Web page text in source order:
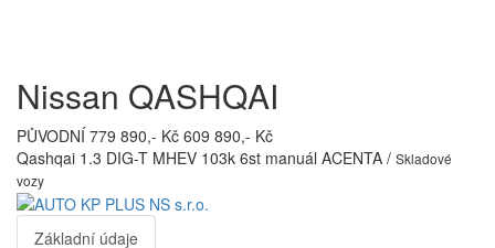
Nissan QASHQAI
PŮVODNÍ 779 890,- Kč 609 890,- Kč
Qashqai 1.3 DIG-T MHEV 103k 6st manuál ACENTA / Skladové
vozy
Základní údaje